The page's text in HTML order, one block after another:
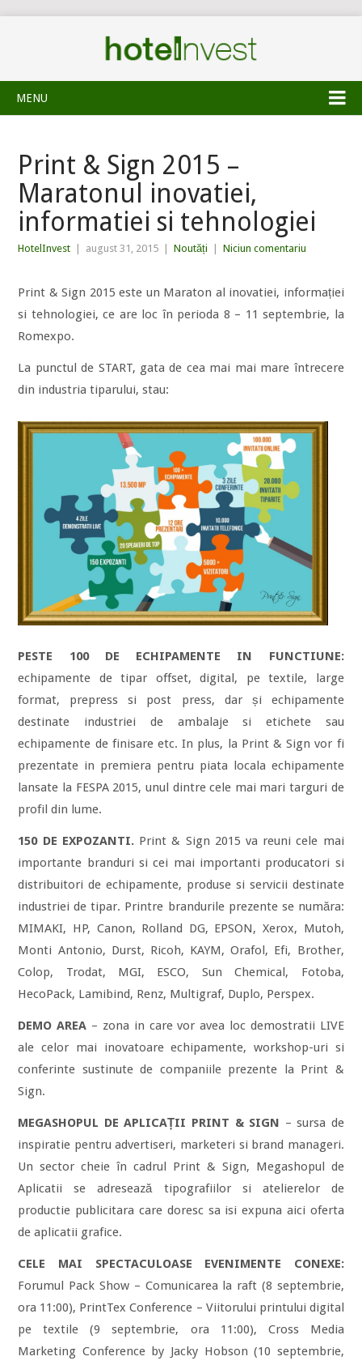
MENU
Print & Sign 2015 –
Maratonul inovatiei,
informatiei si tehnologiei
HotelInvest august 31, 2015 Noutăți Niciun comentariu
Print & Sign 2015 este un Maraton al inovatiei, informației
si tehnologiei, ce are loc în perioda 8 – 11 septembrie, la
Romexpo.
La punctul de START, gata de cea mai mai mare întrecere
din industria tiparului, stau:
PESTE 100 DE ECHIPAMENTE IN FUNCTIUNE:
echipamente de tipar offset, digital, pe textile, large
format, prepress si post press, dar și echipamente
destinate industriei de ambalaje si etichete sau
echipamente de finisare etc. In plus, la Print & Sign vor fi
prezentate in premiera pentru piata locala echipamente
lansate la FESPA 2015, unul dintre cele mai mari targuri de
profil din lume.
150 DE EXPOZANTI.Print & Sign 2015 va reuni cele mai
importante branduri si cei mai importanti producatori si
distribuitori de echipamente, produse si servicii destinate
industriei de tipar. Printre brandurile prezente se număra:
MIMAKI, HP, Canon, Rolland DG, EPSON, Xerox, Mutoh,
Monti Antonio, Durst, Ricoh, KAYM, Orafol, Efi, Brother,
Colop, Trodat, MGI, ESCO, Sun Chemical, Fotoba,
HecoPack, Lamibind, Renz, Multigraf, Duplo, Perspex.
DEMO AREA – zona in care vor avea loc demostratii LIVE
ale celor mai inovatoare echipamente, workshop-uri si
conferinte sustinute de companiile prezente la Print &
Sign.
MEGASHOPUL DE APLICAȚII PRINT & SIGN – sursa de
inspiratie pentru advertiseri, marketeri si brand manageri.
Un sector cheie în cadrul Print & Sign, Megashopul de
Aplicatii se adresează tipografiilor si atelierelor de
productie publicitara care doresc sa isi expuna aici oferta
de aplicatii grafice.
CELE MAI SPECTACULOASE EVENIMENTE CONEXE:
Forumul Pack Show – Comunicarea la raft (8 septembrie,
ora 11:00), PrintTex Conference – Viitorului printului digital
pe textile (9 septembrie, ora 11:00), Cross Media
Marketing Conference by Jacky Hobson (10 septembrie,